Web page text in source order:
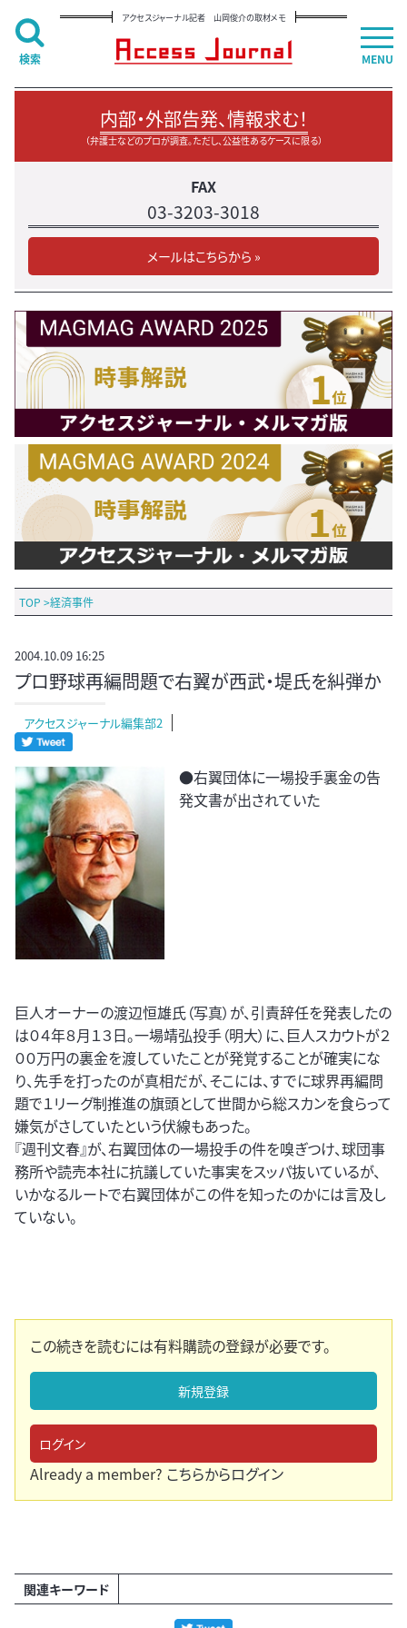
アクセスジャーナル記者 山岡俊介の取材メモ
内部・外部告発、情報求む！
（弁護士などのプロが調査。ただし、公益性あるケースに限る）
FAX
03-3203-3018
メールはこちらから »
TOP >経済事件
2004.10.09 16:25
プロ野球再編問題で右翼が西武・堤氏を糾弾か
アクセスジャーナル編集部2
●右翼団体に一場投手裏金の告
発文書が出されていた
巨人オーナーの渡辺恒雄氏（写真）が、引責辞任を発表したの
は０４年８月１３日。一場靖弘投手（明大）に、巨人スカウトが２
００万円の裏金を渡していたことが発覚することが確実にな
り、先手を打ったのが真相だが、そこには、すでに球界再編問
題で１リーグ制推進の旗頭として世間から総スカンを食らって
嫌気がさしていたという伏線もあった。
『週刊文春』が、右翼団体の一場投手の件を嗅ぎつけ、球団事
務所や読売本社に抗議していた事実をスッパ抜いているが、
いかなるルートで右翼団体がこの件を知ったのかには言及し
ていない。
この続きを読むには有料購読の登録が必要です。
新規登録
ログイン
Already a member? こちらからログイン
関連キーワード
MENU
検索